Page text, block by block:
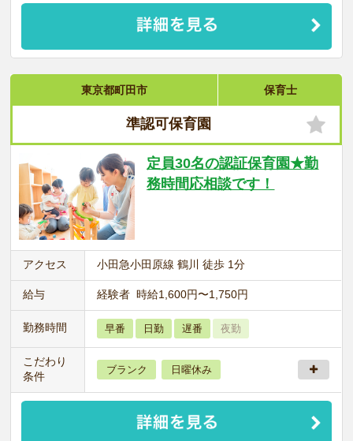
東京都町田市 保育士
準認可保育園
定員30名の認証保育園★勤
務時間応相談です！
アクセス 小田急小田原線 鶴川 徒歩 1分
給与 経験者 時給1,600円〜1,750円
勤務時間 早番 日勤 遅番 夜勤
こだわり
条件
ブランク 日曜休み